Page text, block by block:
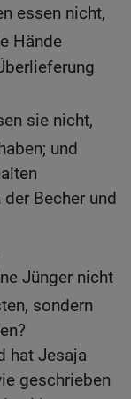
essen nicht,
Hände
sie nicht,
und
Becher und
Jünger nicht
sondern
hat Jesaja
geschrieben